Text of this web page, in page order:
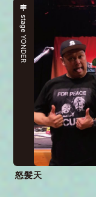
stage YONDER
怒髪天